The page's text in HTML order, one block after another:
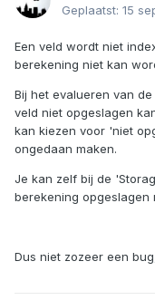
Geplaatst: 15
Een veld wordt niet
berekening niet kan
Bij het evalueren van
veld niet opgeslagen
kan kiezen voor 'niet
ongedaan maken.
Je kan zelf bij de
berekening opgeslagen
Dus niet zozeer een